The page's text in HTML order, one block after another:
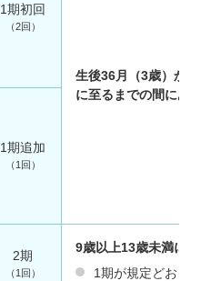
1期初回
（2回）
生後36月（3歳）か
に至るまでの間にあ
1期追加
（1回）
2期
（1回）
9歳以上13歳未満に
1期が規定どおり